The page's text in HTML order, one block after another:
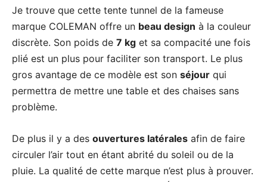
Je trouve que cette tente tunnel de la fameuse
marque COLEMAN offre un beau design à la couleur
discrète. Son poids de 7 kg et sa compacité une fois
plié est un plus pour faciliter son transport. Le plus
gros avantage de ce modèle est son séjour qui
permettra de mettre une table et des chaises sans
problème.
De plus il y a des ouvertures latérales afin de faire
circuler l’air tout en étant abrité du soleil ou de la
pluie. La qualité de cette marque n’est plus à prouver.